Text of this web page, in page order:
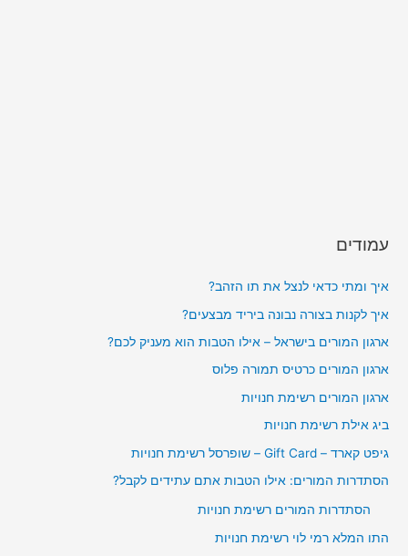
עמודים
איך ומתי כדאי לנצל את תו הזהב?
איך לקנות בצורה נבונה ביריד מבצעים?
ארגון המורים בישראל – אילו הטבות הוא מעניק לכם?
ארגון המורים כרטיס תמורה פלוס
ארגון המורים רשימת חנויות
ביג אילת רשימת חנויות
גיפט קארד – Gift Card – שופרסל רשימת חנויות
הסתדרות המורים: אילו הטבות אתם עתידים לקבל?
הסתדרות המורים רשימת חנויות
התו המלא רמי לוי רשימת חנויות